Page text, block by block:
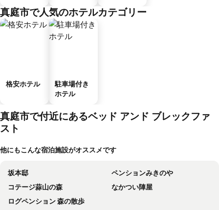
真庭市で人気のホテルカテゴリー
格安ホテル
駐車場付き
ホテル
真庭市で付近にあるベッド アンド ブレックファ
スト
他にもこんな宿泊施設がオススメです
坂本邸
ペンションみきのや
コテージ蒜山の森
なかつい陣屋
ログペンション 森の散歩